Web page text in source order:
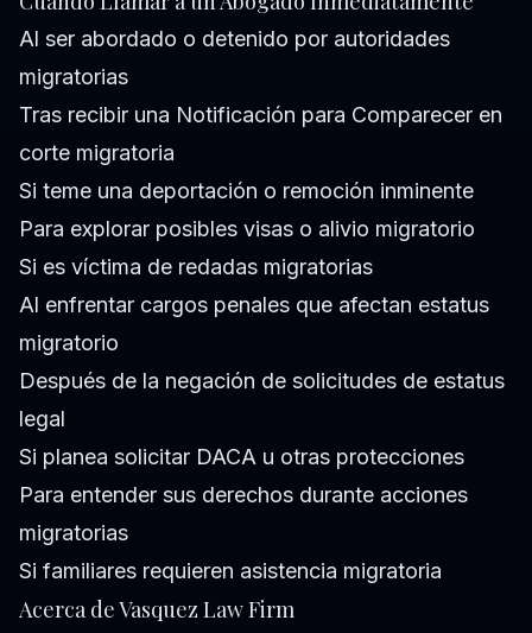
Al ser abordado o detenido por autoridades
migratorias
Tras recibir una Notificación para Comparecer en
corte migratoria
Si teme una deportación o remoción inminente
Para explorar posibles visas o alivio migratorio
Si es víctima de redadas migratorias
Al enfrentar cargos penales que afectan estatus
migratorio
Después de la negación de solicitudes de estatus
legal
Si planea solicitar DACA u otras protecciones
Para entender sus derechos durante acciones
migratorias
Si familiares requieren asistencia migratoria
Acerca de Vasquez Law Firm